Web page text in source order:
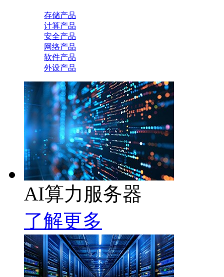
存储产品
计算产品
安全产品
网络产品
软件产品
外设产品
AI算力服务器
了解更多